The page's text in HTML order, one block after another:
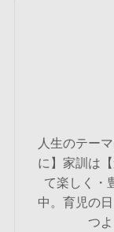
人生のテー
に】家訓は
て楽しく・
中。育児の
つ